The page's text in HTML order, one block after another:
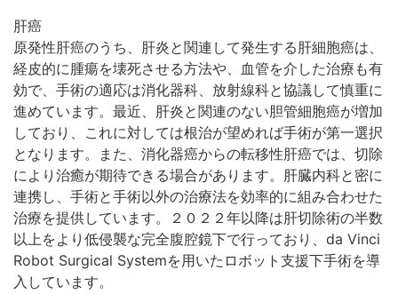
肝癌
原発性肝癌のうち、肝炎と関連して発生する肝細胞癌は、
経皮的に腫瘍を壊死させる方法や、血管を介した治療も有
効で、手術の適応は消化器科、放射線科と協議して慎重に
進めています。最近、肝炎と関連のない胆管細胞癌が増加
しており、これに対しては根治が望めれば手術が第一選択
となります。また、消化器癌からの転移性肝癌では、切除
により治癒が期待できる場合があります。肝臓内科と密に
連携し、手術と手術以外の治療法を効率的に組み合わせた
治療を提供しています。２０２２年以降は肝切除術の半数
以上をより低侵襲な完全腹腔鏡下で行っており、da Vinci
Robot Surgical Systemを用いたロボット支援下手術を導
入しています。